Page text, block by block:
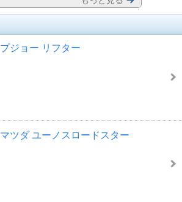
プジョー リフター
マツダ ユーノスロードスター